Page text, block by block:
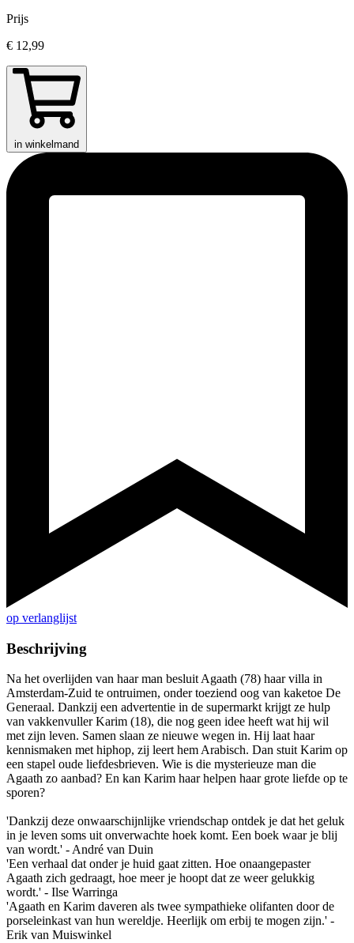
Prijs
€ 12,99
in winkelmand
op verlanglijst
Beschrijving
Na het overlijden van haar man besluit Agaath (78) haar villa in
Amsterdam-Zuid te ontruimen, onder toeziend oog van kaketoe De
Generaal. Dankzij een advertentie in de supermarkt krijgt ze hulp
van vakkenvuller Karim (18), die nog geen idee heeft wat hij wil
met zijn leven. Samen slaan ze nieuwe wegen in. Hij laat haar
kennismaken met hiphop, zij leert hem Arabisch. Dan stuit Karim op
een stapel oude liefdesbrieven. Wie is die mysterieuze man die
Agaath zo aanbad? En kan Karim haar helpen haar grote liefde op te
sporen?
'Dankzij deze onwaarschijnlijke vriendschap ontdek je dat het geluk
in je leven soms uit onverwachte hoek komt. Een boek waar je blij
van wordt.' - André van Duin
'Een verhaal dat onder je huid gaat zitten. Hoe onaangepaster
Agaath zich gedraagt, hoe meer je hoopt dat ze weer gelukkig
wordt.' - Ilse Warringa
'Agaath en Karim daveren als twee sympathieke olifanten door de
porseleinkast van hun wereldje. Heerlijk om erbij te mogen zijn.' -
Erik van Muiswinkel